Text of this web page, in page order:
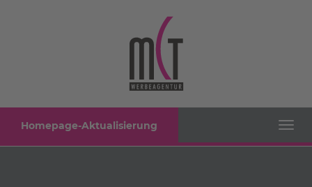
Homepage-Aktualisierung